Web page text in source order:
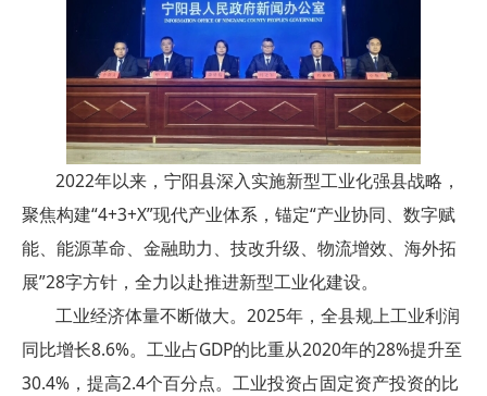
2022年以来，宁阳县深入实施新型工业化强县战略，
聚焦构建“4+3+X”现代产业体系，锚定“产业协同、数字赋
能、能源革命、金融助力、技改升级、物流增效、海外拓
展”28字方针，全力以赴推进新型工业化建设。
工业经济体量不断做大。2025年，全县规上工业利润
同比增长8.6%。工业占GDP的比重从2020年的28%提升至
30.4%，提高2.4个百分点。工业投资占固定资产投资的比